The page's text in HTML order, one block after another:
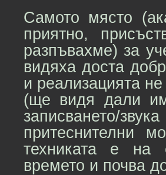
Самото място
приятно,
разпъвахме) за
видяха доста
и реализацията
(ще видя дали
записването/
притеснителни
техниката е на
времето и почва